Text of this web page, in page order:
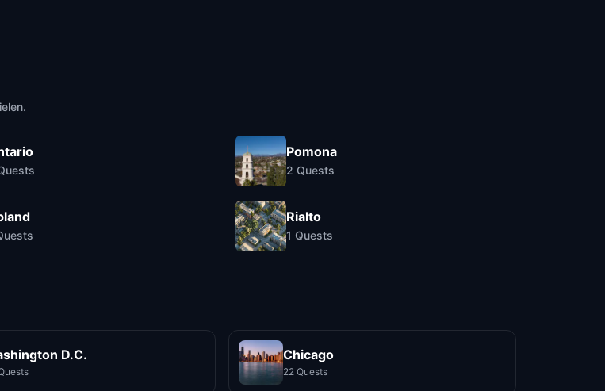
Pomona
2 Quests
Rialto
1 Quests
D.C. Chicago
22 Quests